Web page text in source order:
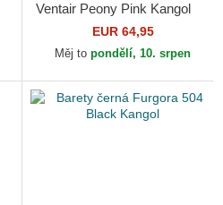
Ventair Peony Pink Kangol
EUR 64,95
Měj to pondělí, 10. srpen